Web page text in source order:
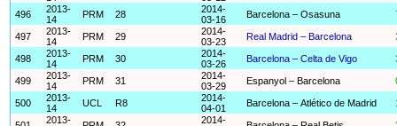
496
2013-
14
PRM 28
2014-
03-16
Barcelona – Osasuna
497
2013-
14
PRM 29
2014-
03-23
Real Madrid – Barcelona
498
2013-
14
PRM 30
2014-
03-26
Barcelona – Celta de Vigo
499
2013-
14
PRM 31
2014-
03-29
Espanyol – Barcelona
500
2013-
14
UCL R8
2014-
04-01
Barcelona – Atlético de Madrid
2013-
2014-